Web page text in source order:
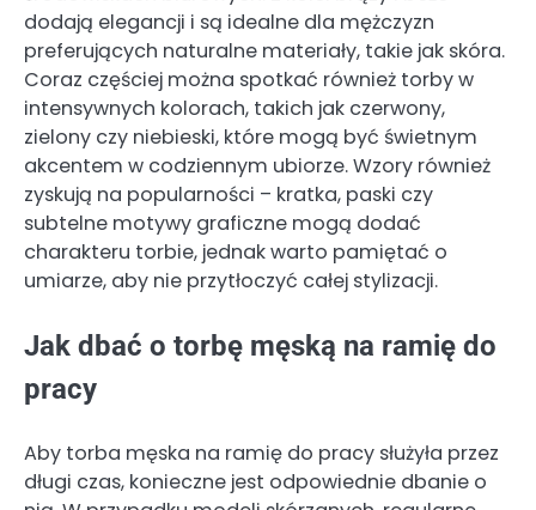
dodają elegancji i są idealne dla mężczyzn
preferujących naturalne materiały, takie jak skóra.
Coraz częściej można spotkać również torby w
intensywnych kolorach, takich jak czerwony,
zielony czy niebieski, które mogą być świetnym
akcentem w codziennym ubiorze. Wzory również
zyskują na popularności – kratka, paski czy
subtelne motywy graficzne mogą dodać
charakteru torbie, jednak warto pamiętać o
umiarze, aby nie przytłoczyć całej stylizacji.
Jak dbać o torbę męską na ramię do
pracy
Aby torba męska na ramię do pracy służyła przez
długi czas, konieczne jest odpowiednie dbanie o